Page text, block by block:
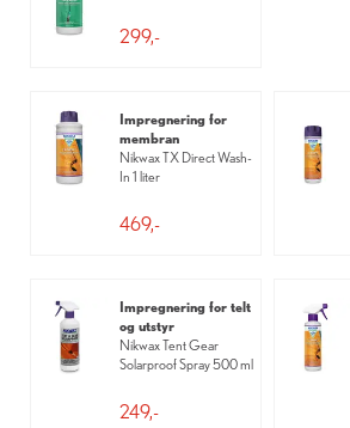
299,-
Impregnering for
membran
Nikwax TX Direct Wash-
In 1 liter
469,-
Impregnering for telt
og utstyr
Nikwax Tent Gear
Solarproof Spray 500 ml
249,-